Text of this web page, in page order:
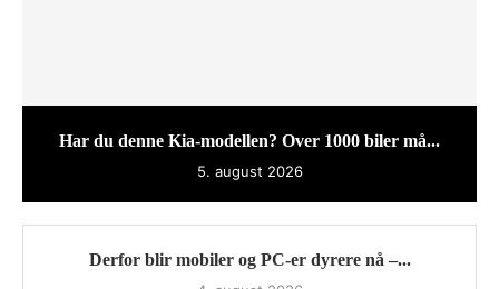
Har du denne Kia-modellen? Over 1000 biler må...
5. august 2026
Derfor blir mobiler og PC-er dyrere nå –...